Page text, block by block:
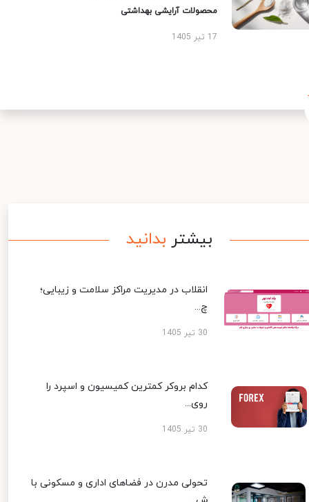
محصولات آرایشی بهداشتی
17 تیر 1405
بیشتر بدانید
انقلاب در مدیریت مراکز سلامت و زیبایی؛
چ...
30 تیر 1405
کدام بروکر کمترین کمیسیون و اسپرد را
روی...
30 تیر 1405
تحولی مدرن در فضاهای اداری و مسکونی با